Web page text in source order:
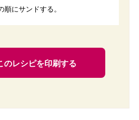
順にサンドする。
のレシピを印刷する